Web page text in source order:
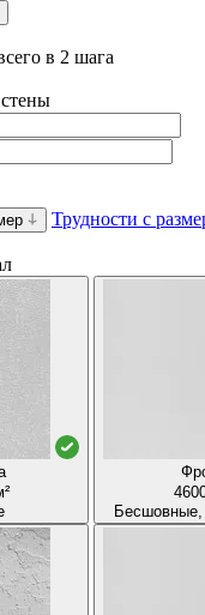
в 2 шага
Трудности с